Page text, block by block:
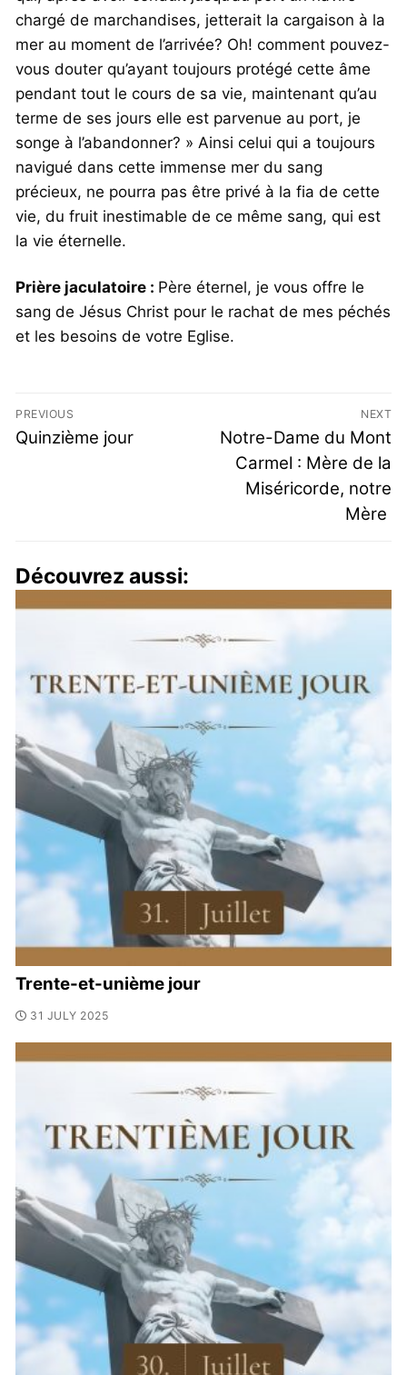
chargé de marchandises, jetterait la cargaison à la
mer au moment de l’arrivée? Oh! comment pouvez-
vous douter qu’ayant toujours protégé cette âme
pendant tout le cours de sa vie, maintenant qu’au
terme de ses jours elle est parvenue au port, je
songe à l’abandonner? » Ainsi celui qui a toujours
navigué dans cette immense mer du sang
précieux, ne pourra pas être privé à la fia de cette
vie, du fruit inestimable de ce même sang, qui est
la vie éternelle.
Prière jaculatoire : Père éternel, je vous offre le
sang de Jésus Christ pour le rachat de mes péchés
et les besoins de votre Eglise.
PREVIOUS
Quinzième jour
NEXT
Notre-Dame du Mont
Carmel : Mère de la
Miséricorde, notre
Mère
Découvrez aussi:
Trente-et-unième jour
31 JULY 2025